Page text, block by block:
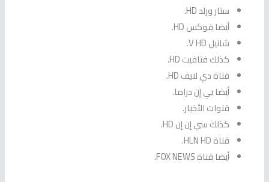
ستار ورلد HD.
أيضا فوكس HD.
شانيل V HD.
كذلك فتافيت HD.
قناة دي لايف HD.
أيضا بي إن دراما.
قنوات الأخبار.
كذلك سي إن إن HD.
قناة HLN HD.
أيضا قناة FOX NEWS.